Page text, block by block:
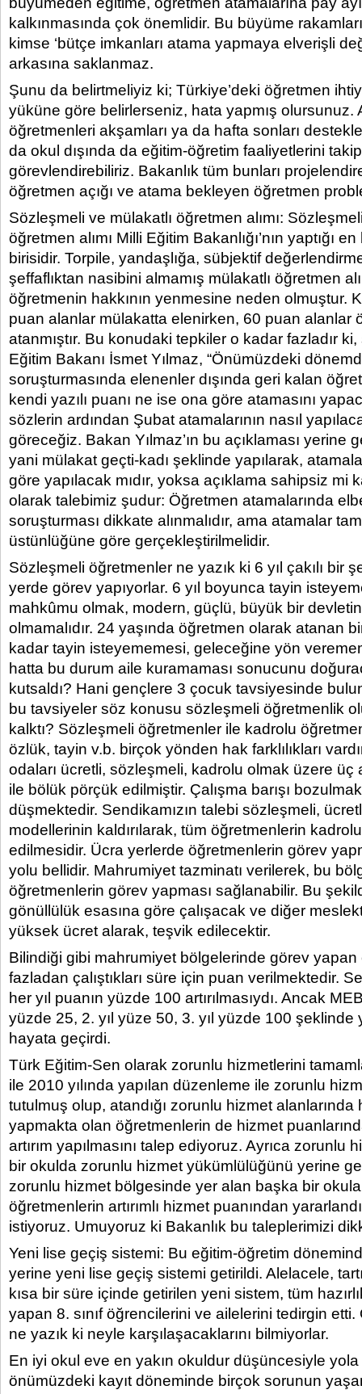
kalkınmasında çok önemlidir. Bu büyüme
kimse ‘bütçe imkanları atama yapmaya elverişli
arkasına saklanmaz.
Şunu da belirtmeliyiz ki; Türkiye’deki öğretmen
yüküne göre belirlerseniz, hata yapmış olursunuz.
öğretmenleri akşamları ya da hafta sonları
da okul dışında da eğitim-öğretim faaliyetlerini
görevlendirebiliriz. Bakanlık tüm bunları
öğretmen açığı ve atama bekleyen öğretmen
Sözleşmeli ve mülakatlı öğretmen alımı:
öğretmen alımı Milli Eğitim Bakanlığı’nın yaptığı
birisidir. Torpile, yandaşlığa, sübjektif
şeffaflıktan nasibini almamış mülakatlı öğretmen
öğretmenin hakkının yenmesine neden olmuştur.
puan alanlar mülakatta elenirken, 60 puan alanlar
atanmıştır. Bu konudaki tepkiler o kadar fazladır
Eğitim Bakanı İsmet Yılmaz, “Önümüzdeki
soruşturmasında elenenler dışında geri kalan
kendi yazılı puanı ne ise ona göre atamasını
sözlerin ardından Şubat atamalarının nasıl
göreceğiz. Bakan Yılmaz’ın bu açıklaması yerine
yani mülakat geçti-kadı şeklinde yapılarak,
göre yapılacak mıdır, yoksa açıklama sahipsiz mi
olarak talebimiz şudur: Öğretmen atamalarında
soruşturması dikkate alınmalıdır, ama atamalar
üstünlüğüne göre gerçekleştirilmelidir.
Sözleşmeli öğretmenler ne yazık ki 6 yıl çakılı bir
yerde görev yapıyorlar. 6 yıl boyunca tayin
mahkûmu olmak, modern, güçlü, büyük bir
olmamalıdır. 24 yaşında öğretmen olarak atanan
kadar tayin isteyememesi, geleceğine yön
hatta bu durum aile kuramaması sonucunu
kutsaldı? Hani gençlere 3 çocuk tavsiyesinde
bu tavsiyeler söz konusu sözleşmeli öğretmenlik
kalktı? Sözleşmeli öğretmenler ile kadrolu
özlük, tayin v.b. birçok yönden hak farklılıkları
odaları ücretli, sözleşmeli, kadrolu olmak üzere üç
ile bölük pörçük edilmiştir. Çalışma barışı
düşmektedir. Sendikamızın talebi sözleşmeli,
modellerinin kaldırılarak, tüm öğretmenlerin
edilmesidir. Ücra yerlerde öğretmenlerin görev
yolu bellidir. Mahrumiyet tazminatı verilerek, bu
öğretmenlerin görev yapması sağlanabilir. Bu
gönüllülük esasına göre çalışacak ve diğer
yüksek ücret alarak, teşvik edilecektir.
Bilindiği gibi mahrumiyet bölgelerinde görev
fazladan çalıştıkları süre için puan verilmektedir.
her yıl puanın yüzde 100 artırılmasıydı. Ancak
yüzde 25, 2. yıl yüze 50, 3. yıl yüzde 100 şeklinde
hayata geçirdi.
Türk Eğitim-Sen olarak zorunlu hizmetlerini
ile 2010 yılında yapılan düzenleme ile zorunlu
tutulmuş olup, atandığı zorunlu hizmet
yapmakta olan öğretmenlerin de hizmet
artırım yapılmasını talep ediyoruz. Ayrıca zorunlu
bir okulda zorunlu hizmet yükümlülüğünü yerine
zorunlu hizmet bölgesinde yer alan başka bir
öğretmenlerin artırımlı hizmet puanından
istiyoruz. Umuyoruz ki Bakanlık bu taleplerimizi
Yeni lise geçiş sistemi: Bu eğitim-öğretim
yerine yeni lise geçiş sistemi getirildi. Alelacele,
kısa bir süre içinde getirilen yeni sistem, tüm
yapan 8. sınıf öğrencilerini ve ailelerini tedirgin etti.
ne yazık ki neyle karşılaşacaklarını bilmiyorlar.
En iyi okul eve en yakın okuldur düşüncesiyle yola
önümüzdeki kayıt döneminde birçok sorunun